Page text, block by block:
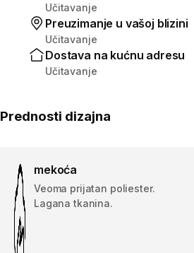
Učitavanje
Preuzimanje u vašoj blizini
Učitavanje
Dostava na kućnu adresu
Učitavanje
Prednosti dizajna
mekoća
Veoma prijatan poliester.
Lagana tkanina.